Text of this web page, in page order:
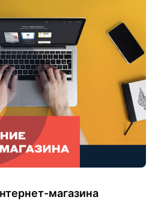
магазина